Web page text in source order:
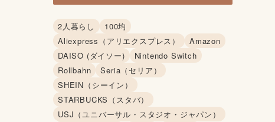
2人暮らし
100均
Aliexpress（アリエクスプレス）
Amazon
DAISO (ダイソー)
Nintendo Switch
Rollbahn
Seria（セリア）
SHEIN（シーイン）
STARBUCKS（スタバ）
USJ（ユニバーサル・スタジオ・ジャパン）